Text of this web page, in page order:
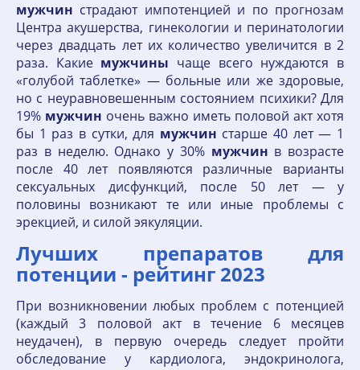
мужчин страдают импотенцией и по прогнозам
Центра акушерства, гинекологии и перинатологии
через двадцать лет их количество увеличится в 2
раза. Какие мужчины чаще всего нуждаются в
«голубой таблетке» — больные или же здоровые,
но с неуравновешенным состоянием психики? Для
19% мужчин очень важно иметь половой акт хотя
бы 1 раз в сутки, для мужчин старше 40 лет — 1
раз в неделю. Однако у 30% мужчин в возрасте
после 40 лет появляются различные варианты
сексуальных дисфункций, после 50 лет — у
половины возникают те или иные проблемы с
эрекцией, и силой эякуляции.
Лучших препаратов для
потенции - рейтинг 2023
При возникновении любых проблем с потенцией
(каждый 3 половой акт в течение 6 месяцев
неудачен), в первую очередь следует пройти
обследование у кардиолога, эндокринолога,